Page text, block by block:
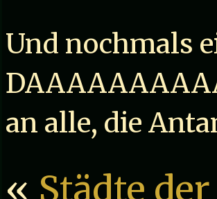
Und nochmals
an alle, die
« Städte